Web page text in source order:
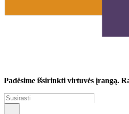
Padėsime išsirinkti virtuvės įrangą.